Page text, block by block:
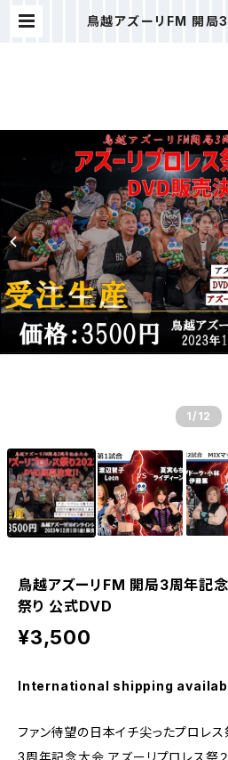
鳥越アズーリFM 開局
1 /12
鳥越アズーリFM 開局3周年記
祭り 公式DVD
¥3,500
International shipping
ファン待望の日本イチ尖ったプロレ
3周年記念大会 アズーリプロレス祭